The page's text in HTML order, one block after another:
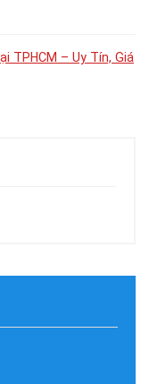
TPHCM – Uy Tín, Giá